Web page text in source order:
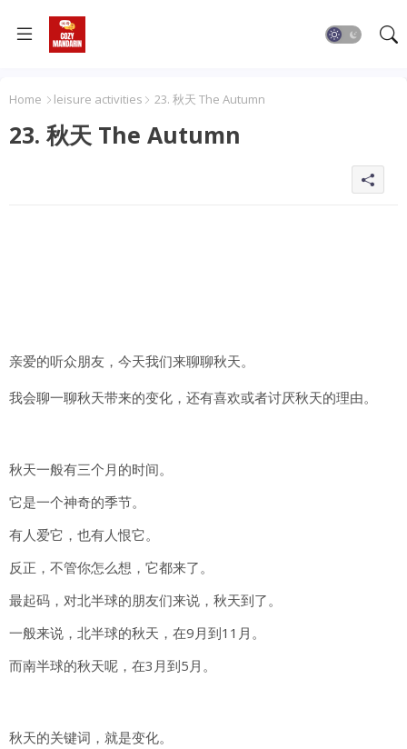
Home leisure activities 23. 秋天 The Autumn
23. 秋天 The Autumn
亲爱的听众朋友，今天我们来聊聊秋天。
我会聊一聊秋天带来的变化，还有喜欢或者讨厌秋天的理由。
秋天一般有三个月的时间。
它是一个神奇的季节。
有人爱它，也有人恨它。
反正，不管你怎么想，它都来了。
最起码，对北半球的朋友们来说，秋天到了。
一般来说，北半球的秋天，在9月到11月。
而南半球的秋天呢，在3月到5月。
秋天的关键词，就是变化。